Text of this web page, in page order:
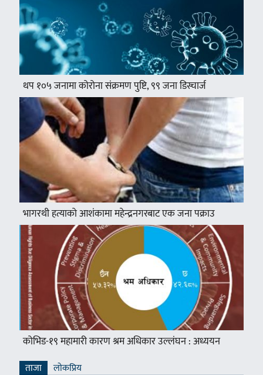
थप १०५ जनामा कोरोना संक्रमण पुष्टि, ९९ जना डिस्चार्ज
भागरथी हत्याको आशंकामा महेन्द्रनगरबाट एक जना पक्राउ
कोभिड-१९ महामारी कारण श्रम अधिकार उल्लंघन : अध्ययन
ताजा लाेकप्रिय